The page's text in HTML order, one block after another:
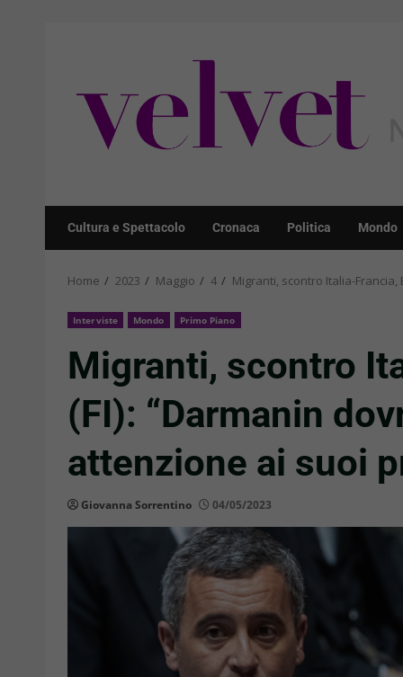
Cultura e Spettacolo Cronaca Politica Mondo
Home 2023 Maggio 4 Migranti, scontro Italia-
Interviste Mondo Primo Piano
Migranti, scontro
(FI): “Darmanin
attenzione ai suoi
Giovanna Sorrentino 04/05/2023